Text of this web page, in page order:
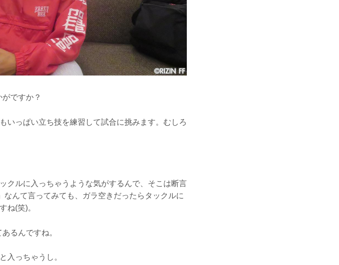
ですか？
っぱい立ち技を練習して試合に挑みます。むしろ
ルに入っちゃうような気がするんで、そこは断言
んて言ってみても、ガラ空きだったらタックルに
ね(笑)。
るんですね。
入っちゃうし。